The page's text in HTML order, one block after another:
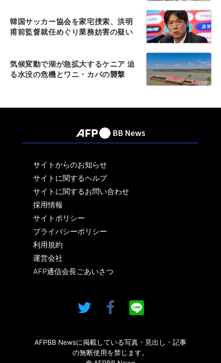
韓国サッカー協会を家宅捜索、洪明
甫前監督就任めぐり業務妨害の疑い
気候変動で湖が急拡大するケニア 迫
る水没の危機とワニ・カバの襲撃
サイトからのお知らせ
サイトに関するヘルプ
サイトに関するお問い合わせ
採用情報
サイトポリシー
プライバシーポリシー
利用規約
運営会社
AFP通信会長ごあいさつ
AFPBB Newsに掲載している写真・見出し・記事
の無断使用を禁じます。